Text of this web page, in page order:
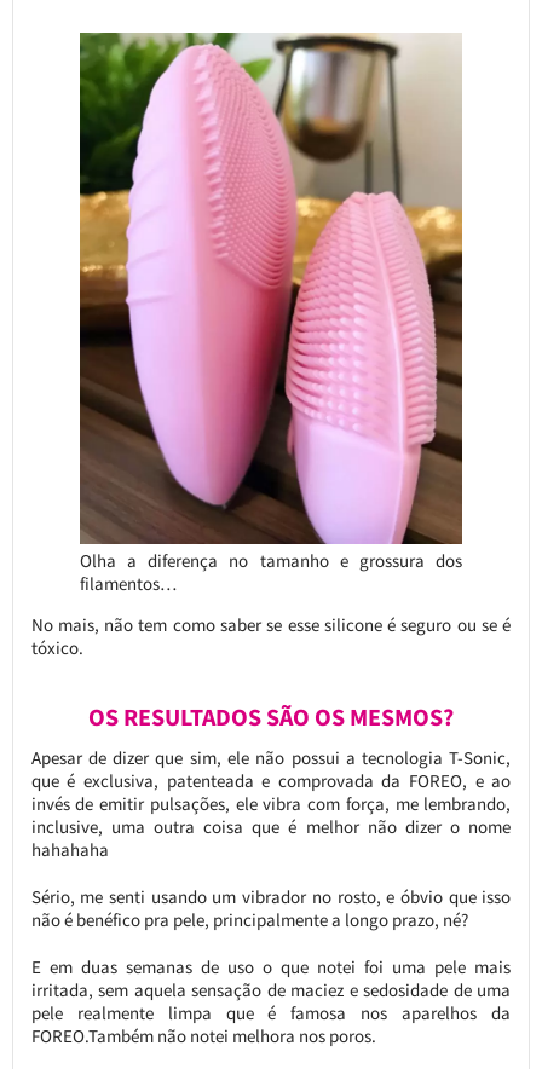
Olha a diferença no tamanho e grossura dos
filamentos…
No mais, não tem como saber se esse silicone é seguro ou se é
tóxico.
OS RESULTADOS SÃO OS MESMOS?
Apesar de dizer que sim, ele não possui a tecnologia T-Sonic,
que é exclusiva, patenteada e comprovada da FOREO, e ao
invés de emitir pulsações, ele vibra com força, me lembrando,
inclusive, uma outra coisa que é melhor não dizer o nome
hahahaha
Sério, me senti usando um vibrador no rosto, e óbvio que isso
não é benéfico pra pele, principalmente a longo prazo, né?
E em duas semanas de uso o que notei foi uma pele mais
irritada, sem aquela sensação de maciez e sedosidade de uma
pele realmente limpa que é famosa nos aparelhos da
FOREO.Também não notei melhora nos poros.